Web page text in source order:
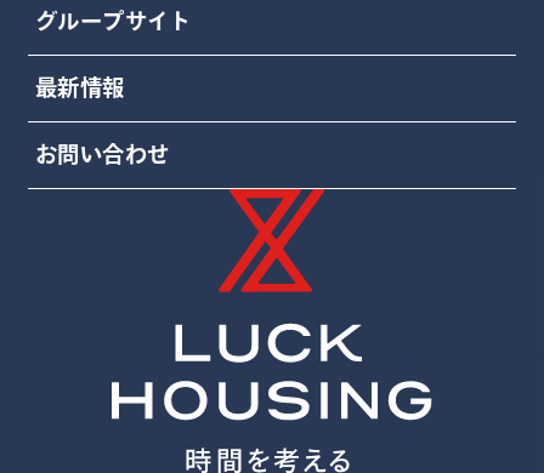
グループサイト
最新情報
お問い合わせ